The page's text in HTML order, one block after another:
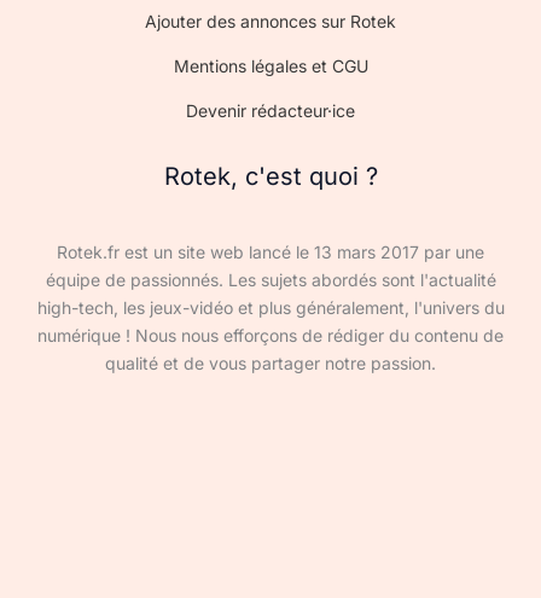
Ajouter des annonces sur Rotek
Mentions légales et CGU
Devenir rédacteur·ice
Rotek, c'est quoi ?
Rotek.fr est un site web lancé le 13 mars 2017 par une
équipe de passionnés. Les sujets abordés sont l'actualité
high-tech, les jeux-vidéo et plus généralement, l'univers du
numérique ! Nous nous efforçons de rédiger du contenu de
qualité et de vous partager notre passion.